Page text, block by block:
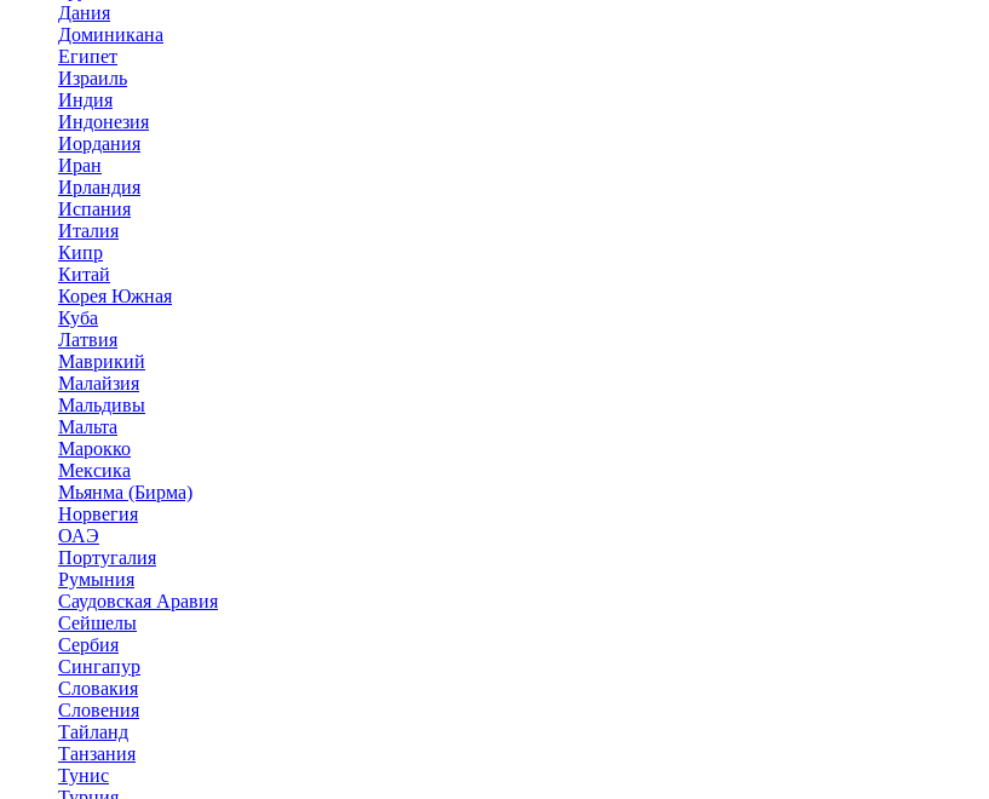
Дания
Доминикана
Египет
Израиль
Индия
Индонезия
Иордания
Иран
Ирландия
Испания
Италия
Кипр
Китай
Корея Южная
Куба
Латвия
Маврикий
Малайзия
Мальдивы
Мальта
Марокко
Мексика
Мьянма (Бирма)
Норвегия
ОАЭ
Португалия
Румыния
Саудовская Аравия
Сейшелы
Сербия
Сингапур
Словакия
Словения
Тайланд
Танзания
Тунис